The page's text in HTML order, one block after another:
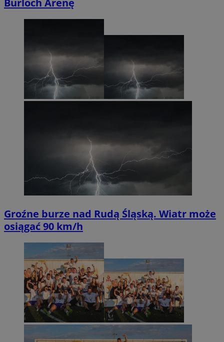
Groźne burze nad Rudą Śląską. Wiatr może
osiągać 90 km/h